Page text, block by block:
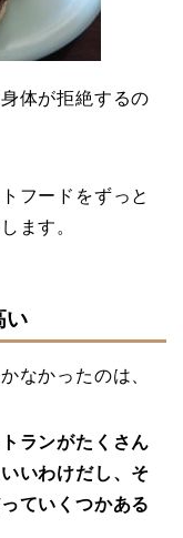
体が拒絶するの
フードをずっと
ます。
い
なかったのは、
ランがたくさん
いわけだし、そ
ていくつかある